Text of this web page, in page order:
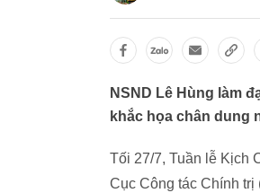
NSND Lê Hùng làm
khắc họa chân dung
Tối 27/7, Tuần lễ Kịch
Cục Công tác Chính